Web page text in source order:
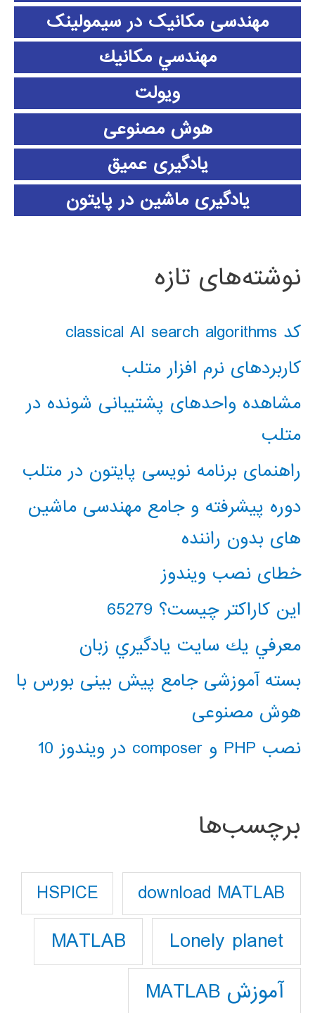
مهندسی مکانیک در سیمولینک
مهندسي مكانيك
ویولت
هوش مصنوعی
یادگیری عمیق
یادگیری ماشین در پایتون
نوشته‌های تازه
کد classical AI search algorithms
کاربردهای نرم افزار متلب
مشاهده واحدهای پشتیبانی شونده در
متلب
راهنمای برنامه نویسی پایتون در متلب
دوره پیشرفته و جامع مهندسی ماشین
های بدون راننده
خطای نصب ویندوز
این کاراکتر چیست؟ 65279
معرفي يك سايت يادگيري زبان
بسته آموزشی جامع پیش بینی بورس با
هوش مصنوعی
نصب PHP و composer در ویندوز 10
برچسب‌ها
download MATLAB
HSPICE
Lonely planet
MATLAB
آموزش MATLAB